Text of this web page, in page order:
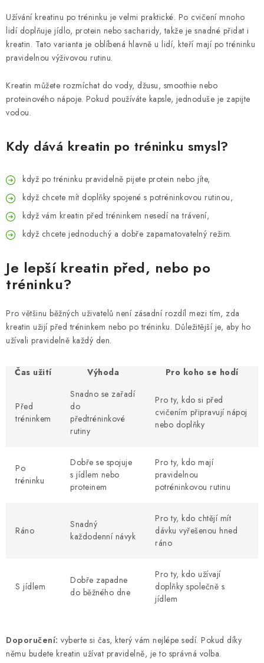
Užívání kreatinu po tréninku je velmi praktické. Po cvičení mnoho
lidí doplňuje jídlo, protein nebo sacharidy, takže je snadné přidat i
kreatin. Tato varianta je oblíbená hlavně u lidí, kteří mají po tréninku
pravidelnou výživovou rutinu.
Kreatin můžete rozmíchat do vody, džusu, smoothie nebo
proteinového nápoje. Pokud používáte kapsle, jednoduše je zapijte
vodou.
Kdy dává kreatin po tréninku smysl?
když po tréninku pravidelně pijete protein nebo jíte,
když chcete mít doplňky spojené s potréninkovou rutinou,
když vám kreatin před tréninkem nesedí na trávení,
když chcete jednoduchý a dobře zapamatovatelný režim.
Je lepší kreatin před, nebo po
tréninku?
Pro většinu běžných uživatelů není zásadní rozdíl mezi tím, zda
kreatin užijí před tréninkem nebo po tréninku. Důležitější je, aby ho
užívali pravidelně každý den.
Čas užití Výhoda Pro koho se hodí
Před
tréninkem
Snadno se zařadí
do
předtréninkové
rutiny
Pro ty, kdo si před
cvičením připravují nápoj
nebo doplňky
Po
tréninku
Dobře se spojuje
s jídlem nebo
proteinem
Pro ty, kdo mají
pravidelnou
potréninkovou rutinu
Ráno
Snadný
každodenní návyk
Pro ty, kdo chtějí mít
dávku vyřešenou hned
ráno
S jídlem
Dobře zapadne
do běžného dne
Pro ty, kdo užívají
doplňky společně s
jídlem
Doporučení: vyberte si čas, který vám nejlépe sedí. Pokud díky
němu budete kreatin užívat pravidelně, je to správná volba.